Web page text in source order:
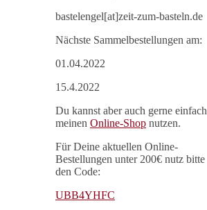
bastelengel[at]zeit-zum-basteln.de
Nächste Sammelbestellungen am:
01.04.2022
15.4.2022
Du kannst aber auch gerne einfach
meinen Online-Shop nutzen.
Für Deine aktuellen Online-
Bestellungen unter 200€ nutz bitte
den Code:
UBB4YHFC